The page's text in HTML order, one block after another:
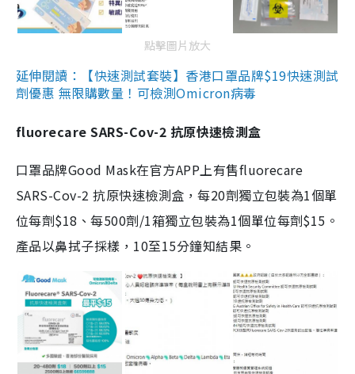
點擊圖片放大
延伸閱讀：【快速測試套裝】香港口罩品牌$19快速測試
劑優惠 無限購數量！可檢測Omicron病毒
fluorecare SARS-Cov-2 抗原快速檢測盒
口罩品牌Good Mask在官方APP上有售fluorecare
SARS-Cov-2 抗原快速檢測盒，每20劑獨立包裝為1個單
位每劑$18、每500劑/1箱獨立包裝為1個單位每劑$15。
產品以鼻拭子採樣，10至15分鐘知結果。